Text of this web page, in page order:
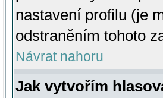
nastavení profilu (je
odstraněním tohoto
Návrat nahoru
Jak vytvořím